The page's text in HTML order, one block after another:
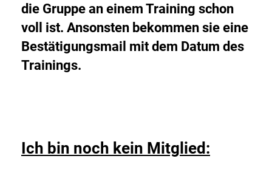
die Gruppe an einem Training schon
voll ist. Ansonsten bekommen sie eine
Bestätigungsmail mit dem Datum des
Trainings.
Ich bin noch kein Mitglied: